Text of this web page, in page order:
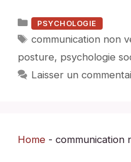
Catégories
PSYCHOLOGIE
Étiquettes
communication non
posture, psychologie
Laisser un
Home - communication